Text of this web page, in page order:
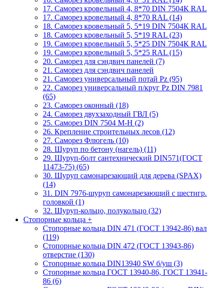
17. Саморез кровельный 4, 8*70 DIN 7504К RAL
17. Саморез кровельный 4, 8*70 RAL (14)
18. Саморез кровельный 5, 5*19 DIN 7504К RAL
18. Саморез кровельный 5, 5*19 RAL (23)
19. Саморез кровельный 5, 5*25 DIN 7504К RAL
19. Саморез кровельный 5, 5*25 RAL (15)
20. Саморез для сэндвич панелей (7)
21. Саморез для сэндвич панелей
21. Саморез универсальный потай Pz (95)
22. Саморез универсальный п/круг Pz DIN 7981
(65)
23. Саморез оконный (18)
24. Саморез двухзаходный ГВЛ (5)
25. Саморез DIN 7504 M-H (2)
26. Крепление строительных лесов (12)
27. Саморез Флюгель (10)
28. Шуруп по бетону (нагель) (11)
29. Шуруп-болт сантехнический DIN571(ГОСТ
11473-75) (65)
30. Шуруп самонарезающий для дерева (SPAX)
(14)
31. DIN 7976-шуруп самонарезающий с шестигр.
головкой (1)
32. Шуруп-кольцо, полукольцо (32)
Стопорные кольца +
Стопорные кольца DIN 471 (ГОСТ 13942-86) вал
(119)
Стопорные кольца DIN 472 (ГОСТ 13943-86)
отверстие (130)
Стопорные кольца DIN13940 SW б/уш (3)
Стопорные кольца ГОСТ 13940-86, ГОСТ 13941-
86 (6)